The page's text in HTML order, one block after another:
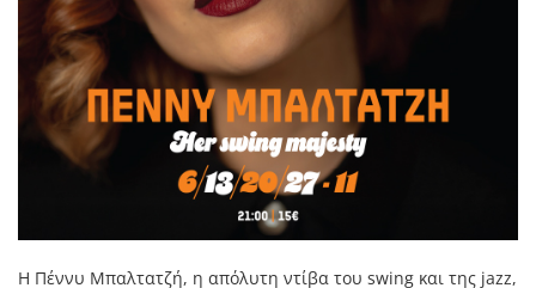
Η Πέννυ Μπαλτατζή, η απόλυτη ντίβα του swing και της jazz,